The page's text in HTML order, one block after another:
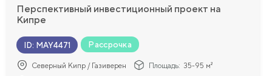
Перспективный инвестиционный проект на
Кипре
ID: MAY4471 Рассрочка
Северный Кипр / Газиверен Площадь: 35-95 м²